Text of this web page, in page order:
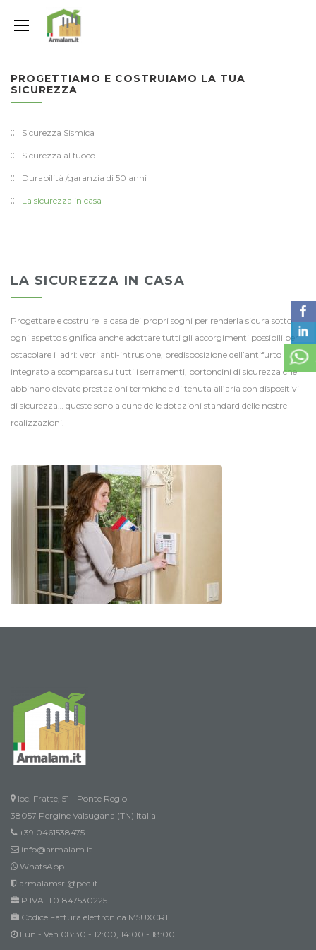
PROGETTIAMO E COSTRUIAMO LA TUA
SICUREZZA
Sicurezza Sismica
Sicurezza al fuoco
Durabilità /garanzia di 50 anni
La sicurezza in casa
LA SICUREZZA IN CASA
Progettare e costruire la casa dei propri sogni per renderla sicura sotto
ogni aspetto significa anche adottare tutti gli accorgimenti possibili per
ostacolare i ladri: vetri anti-intrusione, predisposizione dell’antifurto
integrato a scomparsa su tutti i serramenti, portoncini di sicurezza che
abbinano elevate prestazioni termiche e di tenuta all’aria con dispositivi
di sicurezza… queste sono alcune delle dotazioni standard delle nostre
realizzazioni.
loc. Fratte, 51 - Ponte Regio
38057 Pergine Valsugana (TN) Italia
+39.0461538475
info@armalam.it
WhatsApp
armalamsrl@pec.it
P.IVA IT01847530225
Codice Fattura elettronica M5UXCR1
Lun - Ven 08:30 - 12:00, 14:00 - 18:00